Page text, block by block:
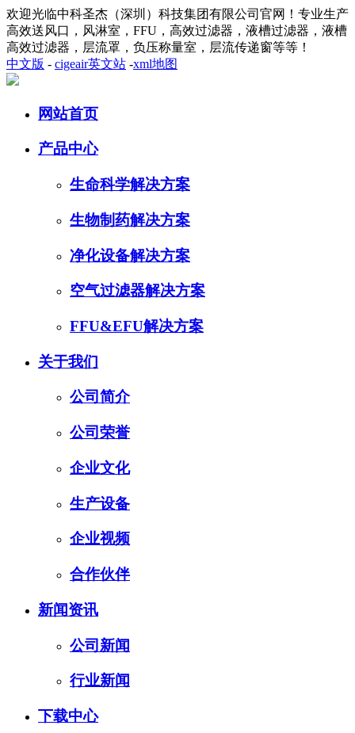
欢迎光临中科圣杰（深圳）科技集团有限公司官网！专业生产
高效送风口，风淋室，FFU，高效过滤器，液槽过滤器，液槽
高效过滤器，层流罩，负压称量室，层流传递窗等等！
中文版 - cigeair英文站 -xml地图
网站首页
产品中心
生命科学解决方案
生物制药解决方案
净化设备解决方案
空气过滤器解决方案
FFU&EFU解决方案
关于我们
公司简介
公司荣誉
企业文化
生产设备
企业视频
合作伙伴
新闻资讯
公司新闻
行业新闻
下载中心